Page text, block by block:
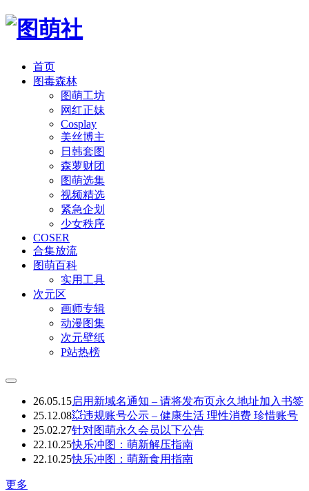
首页
图毒森林
图萌工坊
网红正妹
Cosplay
美丝博主
日韩套图
森萝财团
图萌选集
视频精选
紧急企划
少女秩序
COSER
合集放流
图萌百科
实用工具
次元区
画师专辑
动漫图集
次元壁纸
P站热榜
26.05.15启用新域名通知 – 请将发布页永久地址加入书签
25.12.08💥违规账号公示 – 健康生活 理性消费 珍惜账号
25.02.27针对图萌永久会员以下公告
22.10.25快乐冲图：萌新解压指南
22.10.25快乐冲图：萌新食用指南
更多